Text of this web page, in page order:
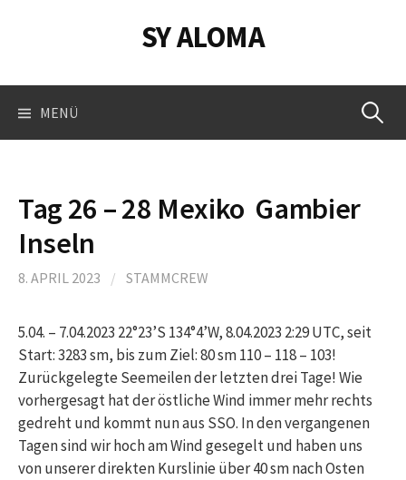
SY ALOMA
MENÜ Suchen
Tag 26 – 28 Mexiko  Gambier
Inseln
8. APRIL 2023 / STAMMCREW
5.04. – 7.04.2023 22°23’S 134°4’W, 8.04.2023 2:29 UTC, seit
Start: 3283 sm, bis zum Ziel: 80 sm 110 – 118 – 103!
Zurückgelegte Seemeilen der letzten drei Tage! Wie
vorhergesagt hat der östliche Wind immer mehr rechts
gedreht und kommt nun aus SSO. In den vergangenen
Tagen sind wir hoch am Wind gesegelt und haben uns
von unserer direkten Kurslinie über 40 sm nach Osten